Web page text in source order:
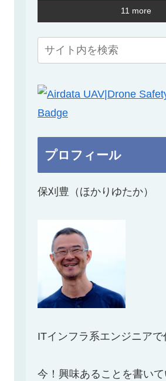
11 more
プロフィール
保刈豊（ほかりゆたか）
ITインフラ系エンジニアで
今！興味あることを書い